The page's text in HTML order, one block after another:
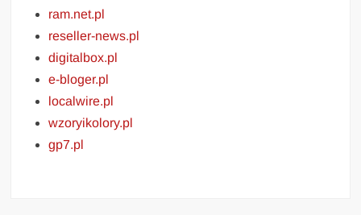
ram.net.pl
reseller-news.pl
digitalbox.pl
e-bloger.pl
localwire.pl
wzoryikolory.pl
gp7.pl